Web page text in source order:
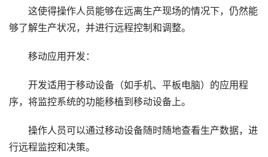
这使得操作人员能够在远离生产现场的情况下，仍然能
够了解生产状况，并进行远程控制和调整。
移动应用开发：
开发适用于移动设备（如手机、平板电脑）的应用程
序，将监控系统的功能移植到移动设备上。
操作人员可以通过移动设备随时随地查看生产数据，进
行远程监控和决策。